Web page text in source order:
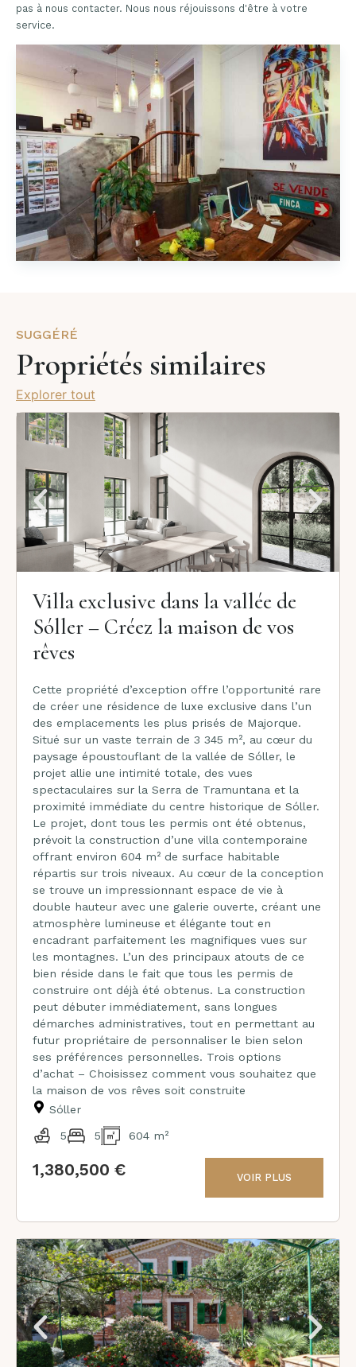
pas à nous contacter. Nous nous réjouissons d'être à votre
service.
SUGGÉRÉ
Propriétés similaires
Explorer tout
Villa exclusive dans la vallée de
Sóller – Créez la maison de vos
rêves
Cette propriété d’exception offre l’opportunité rare
de créer une résidence de luxe exclusive dans l’un
des emplacements les plus prisés de Majorque.
Situé sur un vaste terrain de 3 345 m², au cœur du
paysage époustouflant de la vallée de Sóller, le
projet allie une intimité totale, des vues
spectaculaires sur la Serra de Tramuntana et la
proximité immédiate du centre historique de Sóller.
Le projet, dont tous les permis ont été obtenus,
prévoit la construction d’une villa contemporaine
offrant environ 604 m² de surface habitable
répartis sur trois niveaux. Au cœur de la conception
se trouve un impressionnant espace de vie à
double hauteur avec une galerie ouverte, créant une
atmosphère lumineuse et élégante tout en
encadrant parfaitement les magnifiques vues sur
les montagnes. L’un des principaux atouts de ce
bien réside dans le fait que tous les permis de
construire ont déjà été obtenus. La construction
peut débuter immédiatement, sans longues
démarches administratives, tout en permettant au
futur propriétaire de personnaliser le bien selon
ses préférences personnelles. Trois options
d’achat – Choisissez comment vous souhaitez que
la maison de vos rêves soit construite
Sóller
5 5 604 m²
1,380,500 € VOIR PLUS